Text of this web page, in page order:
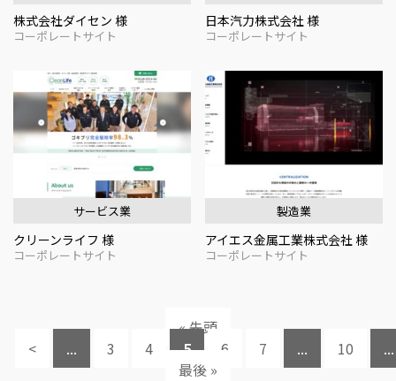
株式会社ダイセン 様
コーポレートサイト
日本汽力株式会社 様
コーポレートサイト
サービス業
クリーンライフ 様
コーポレートサイト
製造業
アイエス金属工業株式会社 様
コーポレートサイト
« 先頭
<
... 3 4 5 6 7 ... 10
...
最後 »